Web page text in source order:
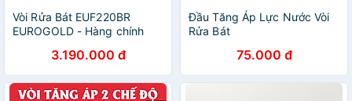
Vòi Rửa Bát EUF220BR
EUROGOLD - Hàng chính
3.190.000 đ
Đầu Tăng Áp Lực Nước Vòi
Rửa Bát
75.000 đ